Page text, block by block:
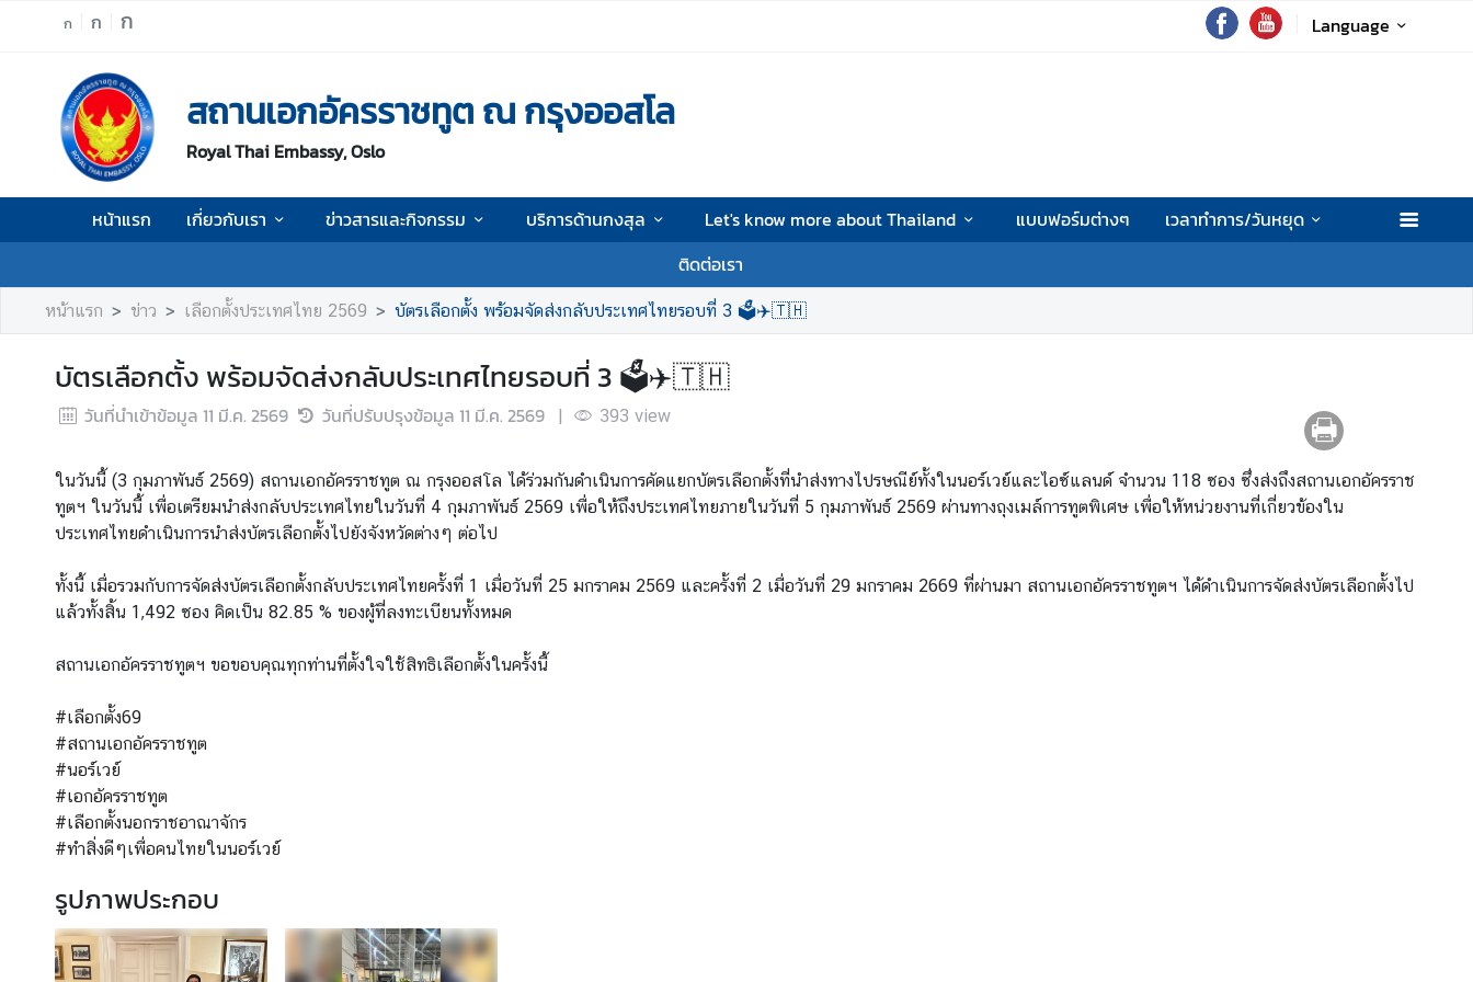
ก ก ก Language
สถานเอกอัครราชทูต ณ กรุงออสโล
Royal Thai Embassy, Oslo
หน้าแรก เกี่ยวกับเรา ข่าวสารและกิจกรรม บริการด้านกงสุล Let's know more about Thailand แบบฟอร์มต่างๆ
เวลาทำการ/วันหยุด
ติดต่อเรา
น้
ก
เ
ย
บ
ข่
ว
ส
ร
ล
ะ
กิ
จ
ก
ร
ม
บ
หน้าแรก ข่าว เลือกตั้งประเทศไทย 2569 บัตรเลือกตั้ง พร้อมจัดส่งกลับประเทศไทยรอบที่ 3 🗳️✈️🇹🇭
บัตรเลือกตั้ง พร้อมจัดส่งกลับประเทศไทยรอบที่ 3 🗳️✈️🇹🇭
วันที่นำเข้าข้อมูล 11 มี.ค. 2569 วันที่ปรับปรุงข้อมูล 11 มี.ค. 2569 | 393 view
ในวันนี้ (3 กุมภาพันธ์ 2569) สถานเอกอัครราชทูต ณ กรุงออสโล ได้ร่วมกันดำเนินการคัดแยกบัตรเลือกตั้งที่นำส่งทางไปรษณีย์ทั้งในนอร์เวย์และไอซ์แลนด์ จำนวน 118 ซอง ซึ่งส่งถึงสถานเอกอัครราช
ทูตฯ ในวันนี้ เพื่อเตรียมนำส่งกลับประเทศไทยในวันที่ 4 กุมภาพันธ์ 2569 เพื่อให้ถึงประเทศไทยภายในวันที่ 5 กุมภาพันธ์ 2569 ผ่านทางถุงเมล์การทูตพิเศษ เพื่อให้หน่วยงานที่เกี่ยวข้องใน
ประเทศไทยดำเนินการนำส่งบัตรเลือกตั้งไปยังจังหวัดต่างๆ ต่อไป
ทั้งนี้ เมื่อรวมกับการจัดส่งบัตรเลือกตั้งกลับประเทศไทยครั้งที่ 1 เมื่อวันที่ 25 มกราคม 2569 และครั้งที่ 2 เมื่อวันที่ 29 มกราคม 2669 ที่ผ่านมา สถานเอกอัครราชทูตฯ ได้ดำเนินการจัดส่งบัตรเลือกตั้งไป
แล้วทั้งสิ้น 1,492 ซอง คิดเป็น 82.85 % ของผู้ที่ลงทะเบียนทั้งหมด
สถานเอกอัครราชทูตฯ ขอขอบคุณทุกท่านที่ตั้งใจใช้สิทธิเลือกตั้งในครั้งนี้
#เลือกตั้ง69
#สถานเอกอัครราชทูต
#นอร์เวย์
#เอกอัครราชทูต
#เลือกตั้งนอกราชอาณาจักร
#ทำสิ่งดีๆเพื่อคนไทยในนอร์เวย์
รูปภาพประกอบ